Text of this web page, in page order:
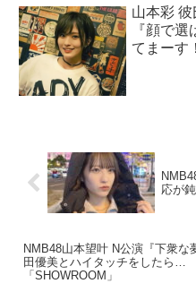
山本彩
『顔で
てまーす
応が
NMB48山本望叶 N公演『下衆な
田優美とハイタッチをしたら…
「SHOWROOM」